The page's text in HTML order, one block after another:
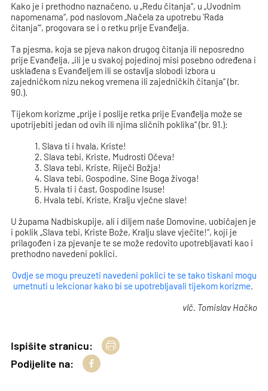
Kako je i prethodno naznačeno, u „Redu čitanja“, u „Uvodnim
napomenama“, pod naslovom „Načela za upotrebu 'Rada
čitanja'“, progovara se i o retku prije Evanđelja.
Ta pjesma, koja se pjeva nakon drugog čitanja ili neposredno
prije Evanđelja, „ili je u svakoj pojedinoj misi posebno određena i
usklađena s Evanđeljem ili se ostavlja slobodi izbora u
zajedničkom nizu nekog vremena ili zajedničkih čitanja“ (br.
90.).
Tijekom korizme „prije i poslije retka prije Evanđelja može se
upotrijebiti jedan od ovih ili njima sličnih poklika“ (br. 91.):
1. Slava ti i hvala, Kriste!
2. Slava tebi, Kriste, Mudrosti Očeva!
3. Slava tebi, Kriste, Riječi Božja!
4. Slava tebi, Gospodine, Sine Boga živoga!
5. Hvala ti i čast, Gospodine Isuse!
6. Hvala tebi, Kriste, Kralju vječne slave!
U župama Nadbiskupije, ali i diljem naše Domovine, uobičajen je
i poklik „Slava tebi, Kriste Bože, Kralju slave vječite!“, koji je
prilagođen i za pjevanje te se može redovito upotrebljavati kao i
prethodno navedeni poklici.
Ovdje se mogu preuzeti navedeni poklici te se tako tiskani mogu
umetnuti u lekcionar kako bi se upotrebljavali tijekom korizme.
vlč. Tomislav Hačko
Ispišite stranicu:
Podijelite na: